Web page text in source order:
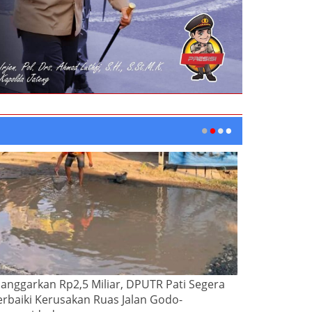
Rp2,5 Miliar, DPUTR Pati Segera
Kerusakan Ruas Jalan Godo-